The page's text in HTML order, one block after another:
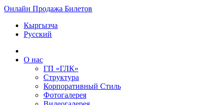
Онлайн Продажа Билетов
Кыргызча
Русский
О нас
ГП «ГЛК»
Структура
Корпоративный Стиль
Фотогалерея